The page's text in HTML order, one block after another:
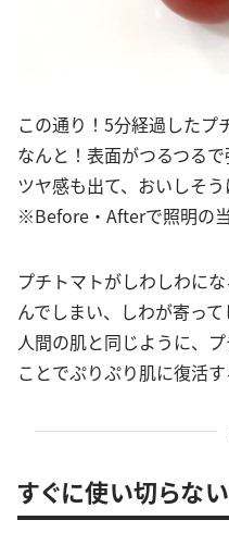
この通り！5分経過したプ
なんと！表面がつるつる
ツヤ感も出て、おいしそ
※Before・Afterで照明の
プチトマトがしわしわに
んでしまい、しわが寄って
人間の肌と同じように、
ことでぷりぷり肌に復活す
すぐに使い切らな